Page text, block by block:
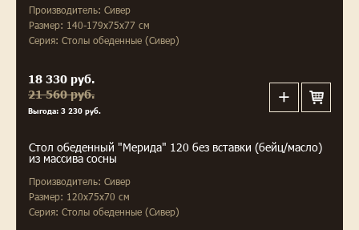
Производитель: Сивер
Размер: 140-179x75x77 см
Серия: Столы обеденные (Сивер)
18 330 руб.
21 560 руб.
Выгода: 3 230 руб.
Стол обеденный "Мерида" 120 без вставки (бейц/масло)
из массива сосны
Производитель: Сивер
Размер: 120x75x70 см
Серия: Столы обеденные (Сивер)